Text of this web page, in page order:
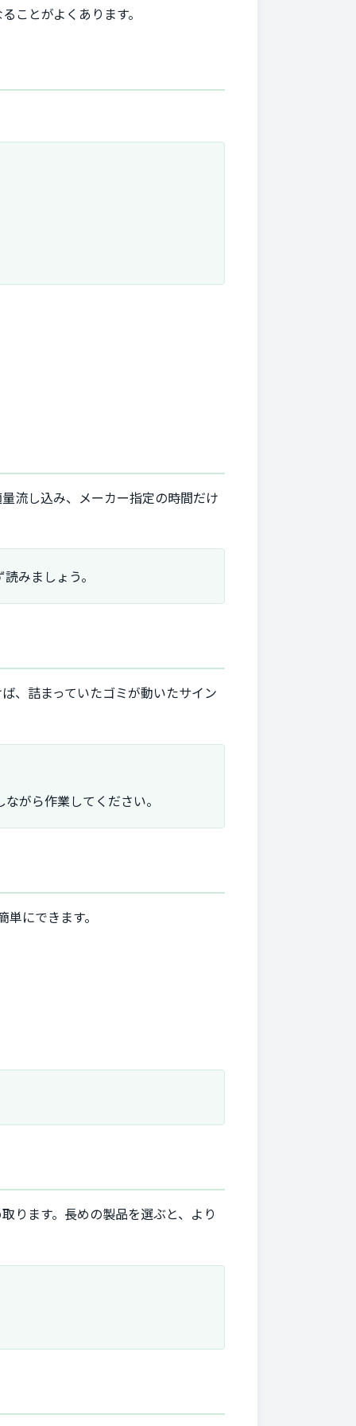
ことがよくあります。
流し込み、メーカー指定の時間だけ
みましょう。
、詰まっていたゴミが動いたサイン
がら作業してください。
にできます。
ります。長めの製品を選ぶと、より